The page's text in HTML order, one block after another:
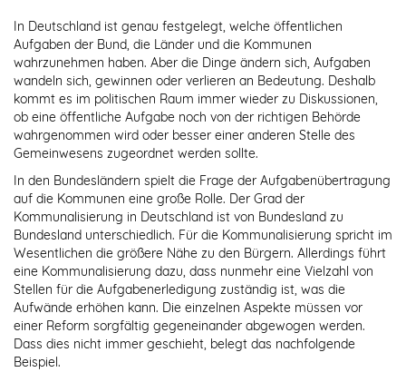
In Deutschland ist genau festgelegt, welche öffentlichen
Aufgaben der Bund, die Länder und die Kommunen
wahrzunehmen haben. Aber die Dinge ändern sich, Aufgaben
wandeln sich, gewinnen oder verlieren an Bedeutung. Deshalb
kommt es im politischen Raum immer wieder zu Diskussionen,
ob eine öffentliche Aufgabe noch von der richtigen Behörde
wahrgenommen wird oder besser einer anderen Stelle des
Gemeinwesens zugeordnet werden sollte.
In den Bundesländern spielt die Frage der Aufgabenübertragung
auf die Kommunen eine große Rolle. Der Grad der
Kommunalisierung in Deutschland ist von Bundesland zu
Bundesland unterschiedlich. Für die Kommunalisierung spricht im
Wesentlichen die größere Nähe zu den Bürgern. Allerdings führt
eine Kommunalisierung dazu, dass nunmehr eine Vielzahl von
Stellen für die Aufgabenerledigung zuständig ist, was die
Aufwände erhöhen kann. Die einzelnen Aspekte müssen vor
einer Reform sorgfältig gegeneinander abgewogen werden.
Dass dies nicht immer geschieht, belegt das nachfolgende
Beispiel.